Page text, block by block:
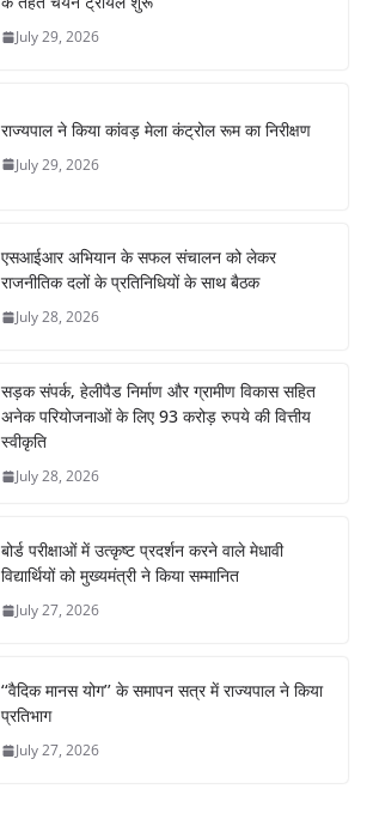
July 29, 2026
राज्यपाल ने किया कांवड़ मेला कंट्रोल रूम का निरीक्षण
July 29, 2026
एसआईआर अभियान के सफल संचालन को लेकर
राजनीतिक दलों के प्रतिनिधियों के साथ बैठक
July 28, 2026
सड़क संपर्क, हेलीपैड निर्माण और ग्रामीण विकास सहित
अनेक परियोजनाओं के लिए 93 करोड़ रुपये की वित्तीय
स्वीकृति
July 28, 2026
बोर्ड परीक्षाओं में उत्कृष्ट प्रदर्शन करने वाले मेधावी
विद्यार्थियों को मुख्यमंत्री ने किया सम्मानित
July 27, 2026
‘‘वैदिक मानस योग’’ के समापन सत्र में राज्यपाल ने किया
प्रतिभाग
July 27, 2026